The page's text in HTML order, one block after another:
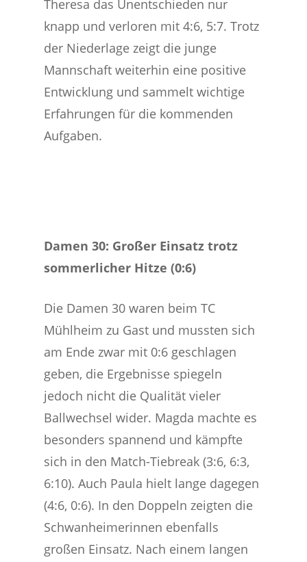
Theresa das Unentschieden nur
knapp und verloren mit 4:6, 5:7. Trotz
der Niederlage zeigt die junge
Mannschaft weiterhin eine positive
Entwicklung und sammelt wichtige
Erfahrungen für die kommenden
Aufgaben.
Damen 30: Großer Einsatz trotz
sommerlicher Hitze (0:6)
Die Damen 30 waren beim TC
Mühlheim zu Gast und mussten sich
am Ende zwar mit 0:6 geschlagen
geben, die Ergebnisse spiegeln
jedoch nicht die Qualität vieler
Ballwechsel wider. Magda machte es
besonders spannend und kämpfte
sich in den Match-Tiebreak (3:6, 6:3,
6:10). Auch Paula hielt lange dagegen
(4:6, 0:6). In den Doppeln zeigten die
Schwanheimerinnen ebenfalls
großen Einsatz. Nach einem langen